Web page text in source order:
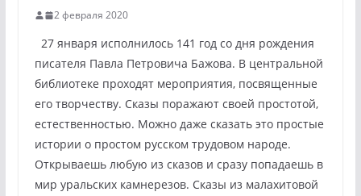
2 февраля 2020
27 января исполнилось 141 год со дня рождения
писателя Павла Петровича Бажова. В центральной
библиотеке проходят мероприятия, посвященные
его творчеству. Сказы поражают своей простотой,
естественностью. Можно даже сказать это простые
истории о простом русском трудовом народе.
Открываешь любую из сказов и сразу попадаешь в
мир уральских камнерезов. Сказы из малахитовой